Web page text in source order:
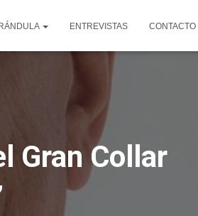
ENTREVISTAS CONTACTO
Gran Collar